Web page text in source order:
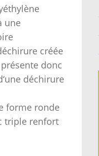
une
créée
donc
déchirure
forme ronde
triple renfort